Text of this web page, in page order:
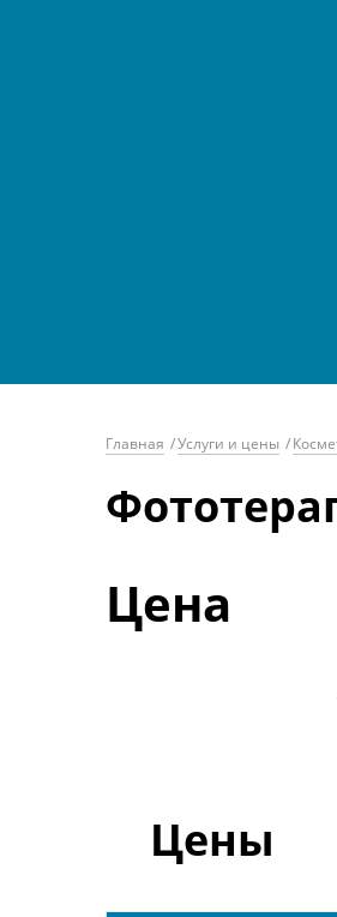
Главная /Услуги и цены /
Цена
Цены